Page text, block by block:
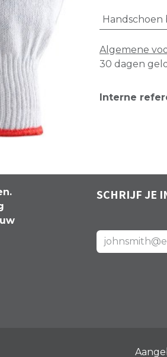
Handschoen
Algemene
30 dagen
Interne
SCHRIJF JE